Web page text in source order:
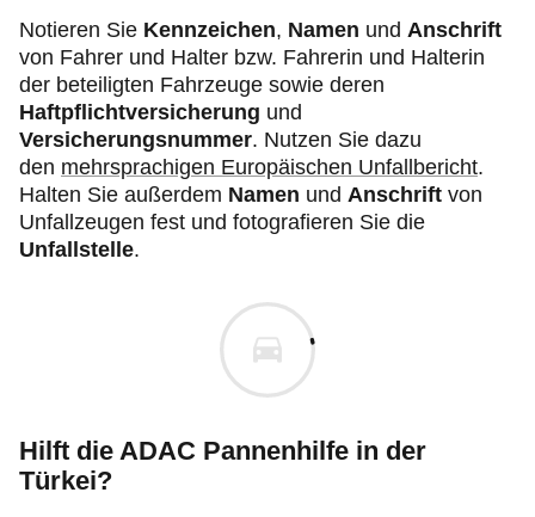
Notieren Sie Kennzeichen, Namen und Anschrift
von Fahrer und Halter bzw. Fahrerin und Halterin
der beteiligten Fahrzeuge sowie deren
Haftpflichtversicherung und
Versicherungsnummer. Nutzen Sie dazu
den mehrsprachigen Europäischen Unfallbericht.
Halten Sie außerdem Namen und Anschrift von
Unfallzeugen fest und fotografieren Sie die
Unfallstelle.
Hilft die ADAC Pannenhilfe in der
Türkei?